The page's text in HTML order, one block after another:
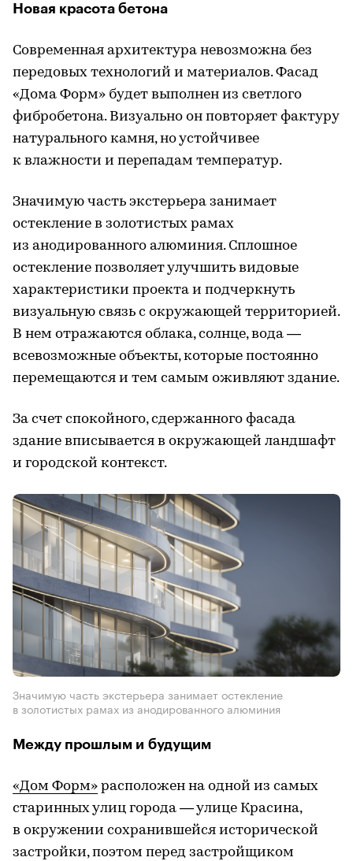
Новая красота бетона
Современная архитектура невозможна без
передовых технологий и материалов. Фасад
«Дома Форм» будет выполнен из светлого
фибробетона. Визуально он повторяет фактуру
натурального камня, но устойчивее
к влажности и перепадам температур.
Значимую часть экстерьера занимает
остекление в золотистых рамах
из анодированного алюминия. Сплошное
остекление позволяет улучшить видовые
характеристики проекта и подчеркнуть
визуальную связь с окружающей территорией.
В нем отражаются облака, солнце, вода —
всевозможные объекты, которые постоянно
перемещаются и тем самым оживляют здание.
За счет спокойного, сдержанного фасада
здание вписывается в окружающей ландшафт
и городской контекст.
Значимую часть экстерьера занимает остекление
в золотистых рамах из анодированного алюминия
Между прошлым и будущим
«Дом Форм» расположен на одной из самых
старинных улиц города — улице Красина,
в окружении сохранившейся исторической
застройки, поэтом перед застройщиком